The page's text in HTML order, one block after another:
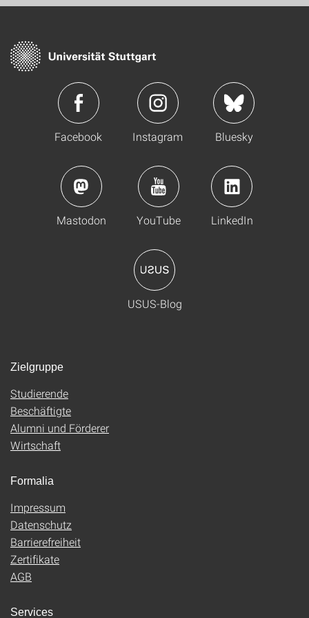
Facebook Instagram Bluesky
Mastodon YouTube LinkedIn
USUS-Blog
Zielgruppe
Studierende
Beschäftigte
Alumni und Förderer
Wirtschaft
Formalia
Impressum
Datenschutz
Barrierefreiheit
Zertifikate
AGB
Services